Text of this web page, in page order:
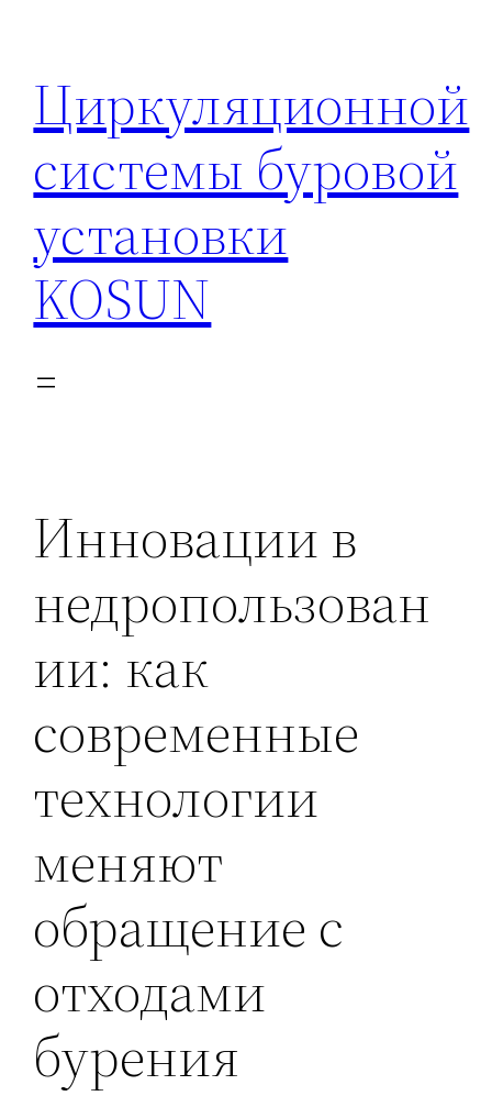
содержимому
Циркуляционной
системы буровой
установки
KOSUN
Инновации в
недропользован
ии: как
современные
технологии
меняют
обращение с
отходами
бурения